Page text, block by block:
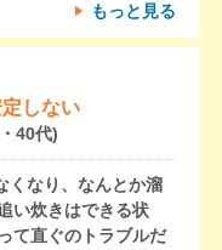
もっと見る
しない
40代)
くなり、なんとか溜
い炊きはできる状
て直ぐのトラブルだ